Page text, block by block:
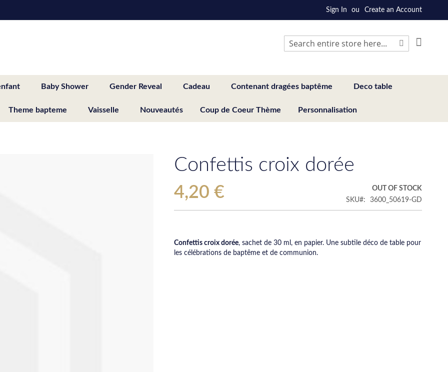
Sign In Create an Account
Search
Baby Shower Gender Reveal Cadeau Contenant dragées baptême Deco table
Theme bapteme Vaisselle Nouveautés Coup de Coeur Thème Personnalisation
Confettis croix dorée
4,20 €
OUT OF STOCK
SKU
3600_50619-GD
Confettis croix dorée, sachet de 30 ml, en papier. Une subtile déco de table pour
les célébrations de baptême et de communion.